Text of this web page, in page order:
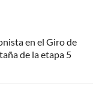
en el Giro de
de la etapa 5